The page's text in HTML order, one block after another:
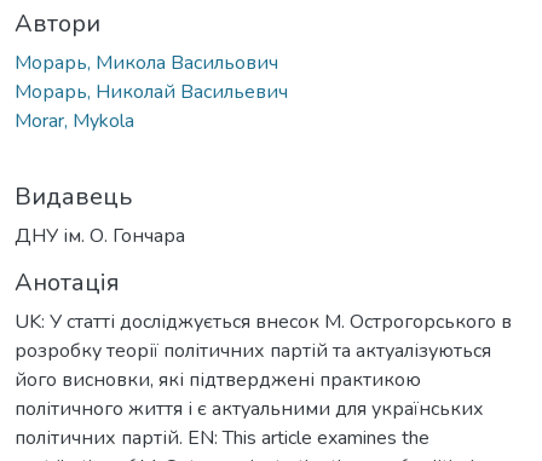
Автори
Морарь, Микола Васильович
Морарь, Николай Васильевич
Morar, Mykola
Видавець
ДНУ ім. О. Гончара
Анотація
UK: У статті досліджується внесок М. Острогорського в
розробку теорії політичних партій та актуалізуються
його висновки, які підтверджені практикою
політичного життя і є актуальними для українських
політичних партій. EN: This article examines the